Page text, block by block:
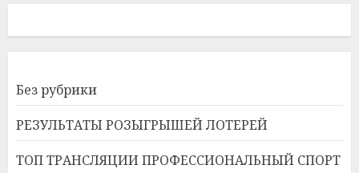
Без рубрики
РЕЗУЛЬТАТЫ РОЗЫГРЫШЕЙ ЛОТЕРЕЙ
ТОП ТРАНСЛЯЦИИ ПРОФЕССИОНАЛЬНЫЙ СПОРТ